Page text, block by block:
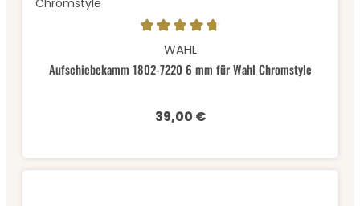
Durchschnittliche Bewertung von 4.67 von 5 Sternen
WAHL
Aufschiebekamm 1802-7220 6 mm für Wahl Chromstyle
Regulärer Preis:
39,00 €